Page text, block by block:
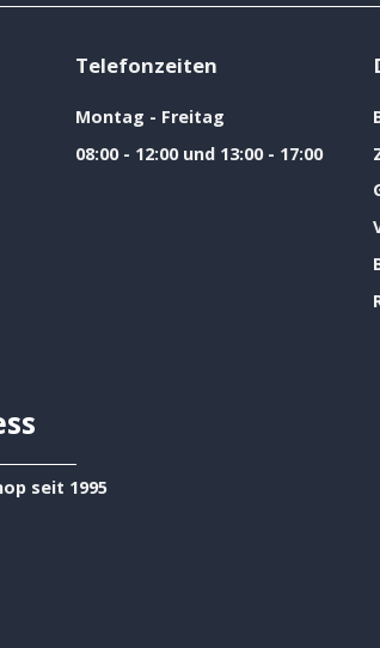
Telefonzeiten
Montag - Freitag
08:00 - 12:00 und 13:00 - 17:00
seit 1995